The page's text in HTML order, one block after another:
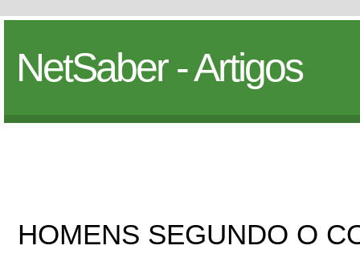
NetSaber - Artigos
HOMENS SEGUNDO O